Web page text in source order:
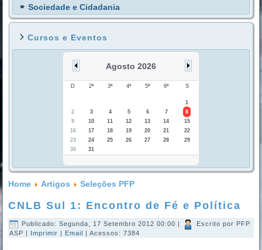
Sociedade e Cidadania
Cursos e Eventos
Agosto 2026
D 2ª 3ª 4ª 5ª 6ª S
1
2
3 4 5 6 7
8
9
10 11 12 13 14
15
16
17 18 19 20 21
22
23
24 25 26 27 28
29
30
31
Home Artigos Seleções PFP
CNLB Sul 1: Encontro de Fé e Política
Publicado: Segunda, 17 Setembro 2012 00:00 |
Escrito por PFP
ASP | Imprimir | Email | Acessos: 7384